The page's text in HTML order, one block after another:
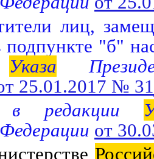
лиц,
подпункте "б"
Указа
25.01.2017 № 31
в редакции
от